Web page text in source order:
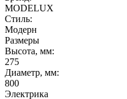
MODELUX
Стиль:
Модерн
Размеры
Высота, мм:
275
Диаметр, мм:
800
Электрика